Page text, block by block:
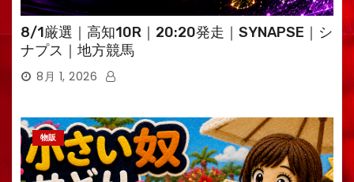
8/1厳選｜高知10R｜20:20発走｜SYNAPSE｜シ
ナプス｜地方競馬
8月 1, 2026
物販